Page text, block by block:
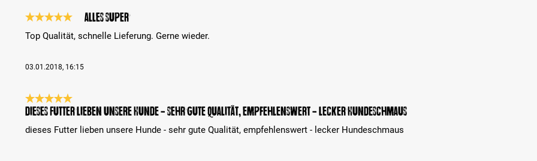
Alles Super
Top Qualität, schnelle Lieferung. Gerne wieder.
03.01.2018, 16:15
Recenze s hodnocením 5 z 5 hvězd
dieses Futter lieben unsere Hunde - sehr gute Qualität, empfehlenswert - lecker Hundeschmaus
dieses Futter lieben unsere Hunde - sehr gute Qualität, empfehlenswert - lecker Hundeschmaus